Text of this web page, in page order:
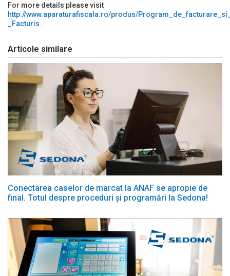
For more details please visit
http://www.aparaturafiscala.ro/produs/
_Facturis .
Articole similare
Conectarea caselor de marcat la ANAF se apropie de
final. Totul despre proceduri și programări la Sedona!